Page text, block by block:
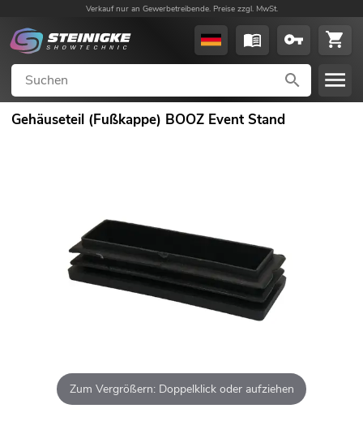
Verkauf nur an Gewerbetreibende. Preise zzgl. MwSt.
Gehäuseteil (Fußkappe) BOOZ Event Stand
Zum Vergrößern: Doppelklick oder aufziehen